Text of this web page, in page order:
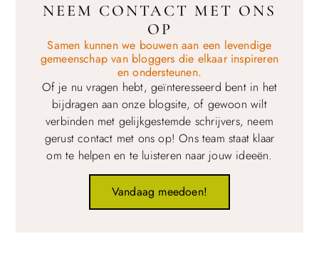
NEEM CONTACT MET ONS
OP
Samen kunnen we bouwen aan een levendige
gemeenschap van bloggers die elkaar inspireren
en ondersteunen.
Of je nu vragen hebt, geïnteresseerd bent in het
bijdragen aan onze blogsite, of gewoon wilt
verbinden met gelijkgestemde schrijvers, neem
gerust contact met ons op! Ons team staat klaar
om te helpen en te luisteren naar jouw ideeën.
Vandaag meedoen!